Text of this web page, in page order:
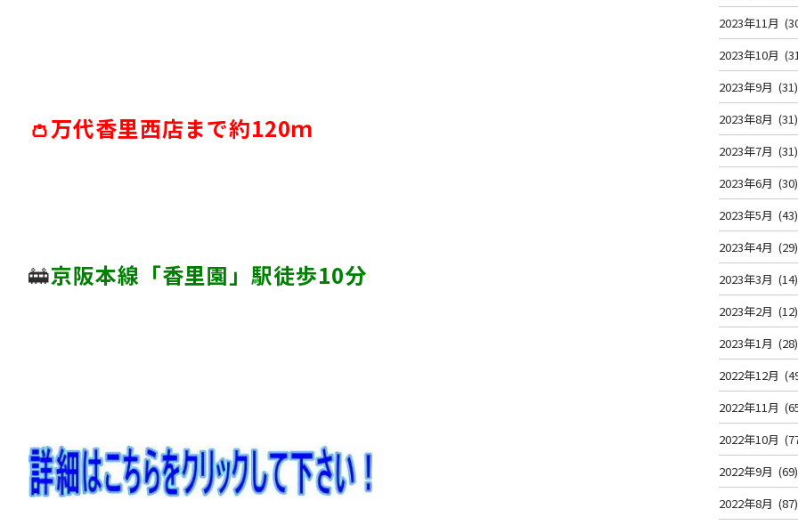
👛万代香里西店まで約120ｍ
🚋京阪本線「香里園」駅徒歩10分
2023年11月
2023年10月
2023年9月 (31)
2023年8月 (31)
2023年7月 (31)
2023年6月 (30)
2023年5月 (43)
2023年4月 (29)
2023年3月 (14)
2023年2月 (12)
2023年1月 (28)
2022年12月
2022年11月
2022年10月
2022年9月 (69)
2022年8月 (87)